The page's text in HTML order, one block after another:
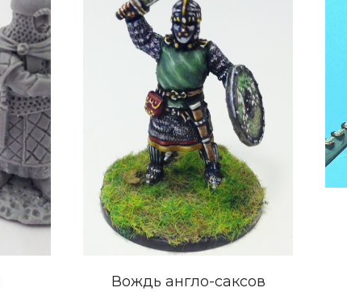
Вождь англо-саксов